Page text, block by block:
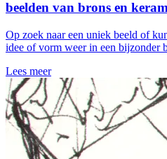
beelden van brons en
Op zoek naar een uniek beeld of
idee of vorm weer in een bijzonder
Lees meer